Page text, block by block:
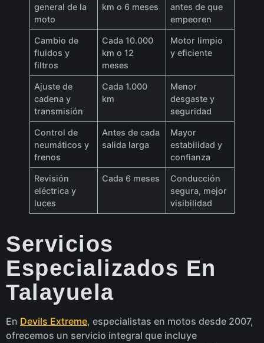
general de la
moto
km o 6 meses
antes de que
empeoren
Cambio de
fluidos y
filtros
Cada 10.000
km o 12
meses
Motor limpio
y eficiente
Ajuste de
cadena y
transmisión
Cada 1.000
km
Menor
desgaste y
seguridad
Control de
neumáticos y
frenos
Antes de cada
salida larga
Mayor
estabilidad y
confianza
Revisión
eléctrica y
luces
Cada 6 meses
Conducción
segura, mejor
visibilidad
Servicios
Especializados En
Talayuela
En Devils Extreme, especialistas en motos desde 2007,
ofrecemos un servicio integral que incluye